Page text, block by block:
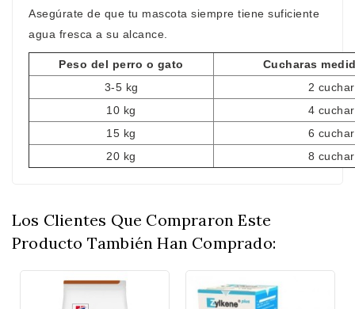
Asegúrate de que tu mascota siempre tiene suficiente
agua fresca a su alcance.
Peso del perro o gato
Cucharas
3-5 kg
2
10 kg
4
15 kg
6
20 kg
8
Los Clientes Que Compraron Este
Producto También Han Comprado: